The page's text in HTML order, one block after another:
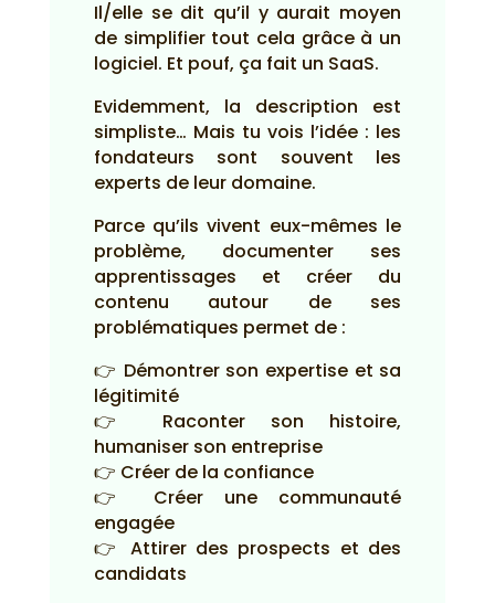
Il/elle se dit qu’il y aurait moyen
de simplifier tout cela grâce à un
logiciel. Et pouf, ça fait un SaaS.
Evidemment, la description est
simpliste… Mais tu vois l’idée : les
fondateurs sont souvent les
experts de leur domaine.
Parce qu’ils vivent eux-mêmes le
problème, documenter ses
apprentissages et créer du
contenu autour de ses
problématiques permet de :
👉 Démontrer son expertise et sa
légitimité
👉 Raconter son histoire,
humaniser son entreprise
👉 Créer de la confiance
👉 Créer une communauté
engagée
👉 Attirer des prospects et des
candidats